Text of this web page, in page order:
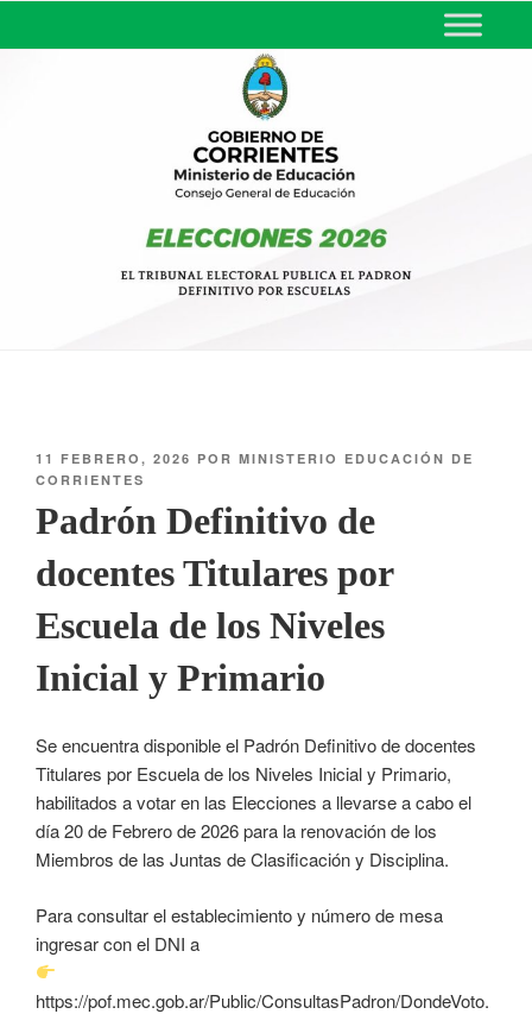
MINISTERIO DE EDUCACIÓN
DE CORRIENTES
11 FEBRERO, 2026 POR MINISTERIO EDUCACIÓN DE
CORRIENTES
Padrón Definitivo de
docentes Titulares por
Escuela de los Niveles
Inicial y Primario
Se encuentra disponible el Padrón Definitivo de docentes
Titulares por Escuela de los Niveles Inicial y Primario,
habilitados a votar en las Elecciones a llevarse a cabo el
día 20 de Febrero de 2026 para la renovación de los
Miembros de las Juntas de Clasificación y Disciplina.
Para consultar el establecimiento y número de mesa
ingresar con el DNI a
https://pof.mec.gob.ar/Public/ConsultasPadron/DondeVoto.